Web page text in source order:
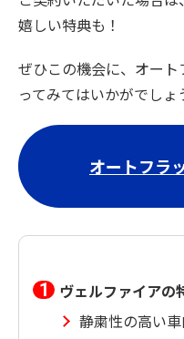
嬉しい特典も！
ぜひこの機会に、オー
ってみてはいかがでしょ
オートフラ
ヴェルファイアの
静粛性の高い